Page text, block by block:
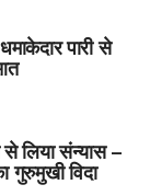
पारी से
से लिया संन्यास –
गुरुमुखी विदा